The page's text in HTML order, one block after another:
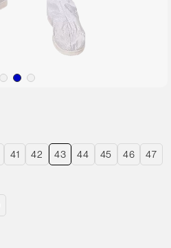
41 42 43 44 45 46 47